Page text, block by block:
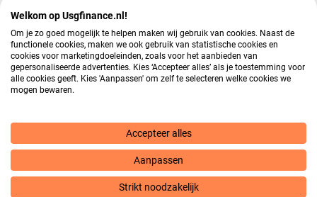
Jazeker. Wij werken samen met organisaties uit
veel verschillende sectoren. We werken
bijvoorbeeld met zorgverleners, verzekeraars,
openbaar vervoer en logistiek. Het mooie is dat
je big data en BI in elke sector kunt inzetten.
In de praktijk wordt vaak gebruik gemaakt van big
data en business intelligence om een operatie te
koppelen aan financiële vraagstukken. Ik neem als
voorbeeld even het openbaar vervoer. Zij
verzamelen GPS- en passagiersgegevens en
Welkom op Usgfinance.nl!
Om je zo goed mogelijk te helpen maken wij gebruik van cookies. Naast de
functionele cookies, maken we ook gebruik van statistische cookies en
cookies voor marketingdoeleinden, zoals voor het aanbieden van
gepersonaliseerde advertenties. Kies ‘Accepteer alles’ als je toestemming voor
alle cookies geeft. Kies 'Aanpassen' om zelf te selecteren welke cookies we
mogen bewaren.
Accepteer alles
Aanpassen
Strikt noodzakelijk